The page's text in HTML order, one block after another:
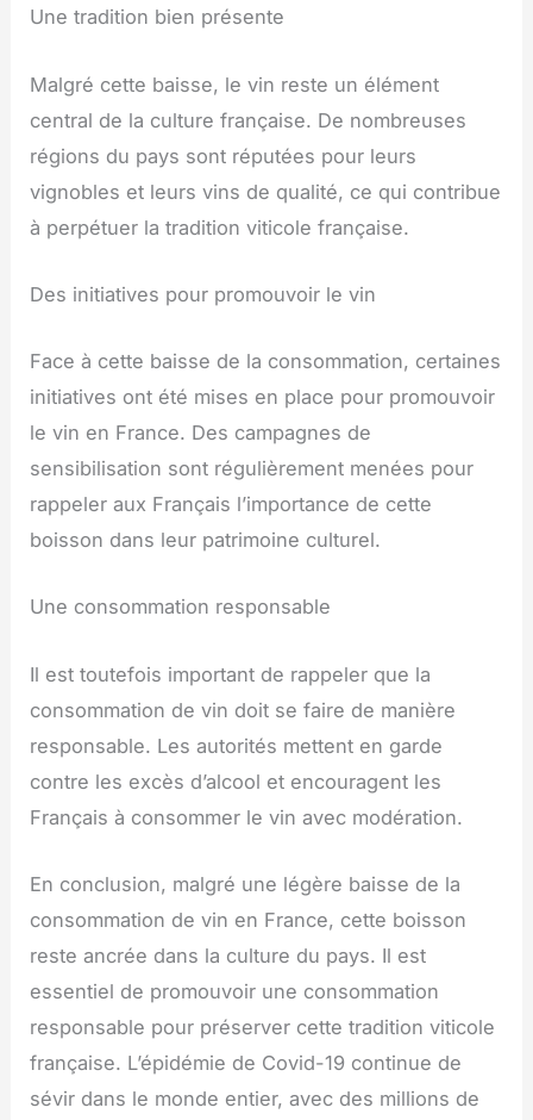
Une tradition bien présente
Malgré cette baisse, le vin reste un élément
central de la culture française. De nombreuses
régions du pays sont réputées pour leurs
vignobles et leurs vins de qualité, ce qui contribue
à perpétuer la tradition viticole française.
Des initiatives pour promouvoir le vin
Face à cette baisse de la consommation, certaines
initiatives ont été mises en place pour promouvoir
le vin en France. Des campagnes de
sensibilisation sont régulièrement menées pour
rappeler aux Français l’importance de cette
boisson dans leur patrimoine culturel.
Une consommation responsable
Il est toutefois important de rappeler que la
consommation de vin doit se faire de manière
responsable. Les autorités mettent en garde
contre les excès d’alcool et encouragent les
Français à consommer le vin avec modération.
En conclusion, malgré une légère baisse de la
consommation de vin en France, cette boisson
reste ancrée dans la culture du pays. Il est
essentiel de promouvoir une consommation
responsable pour préserver cette tradition viticole
française. L’épidémie de Covid-19 continue de
sévir dans le monde entier, avec des millions de